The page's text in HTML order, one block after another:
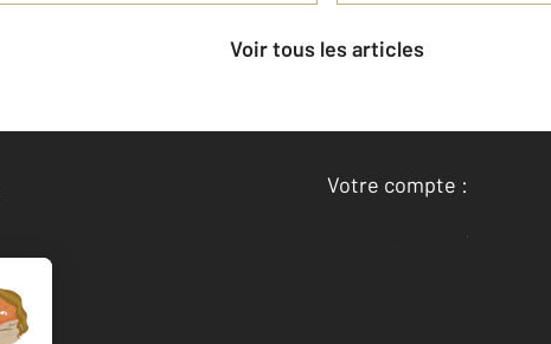
Voir tous les articles
Votre compte :
Accéder à mon